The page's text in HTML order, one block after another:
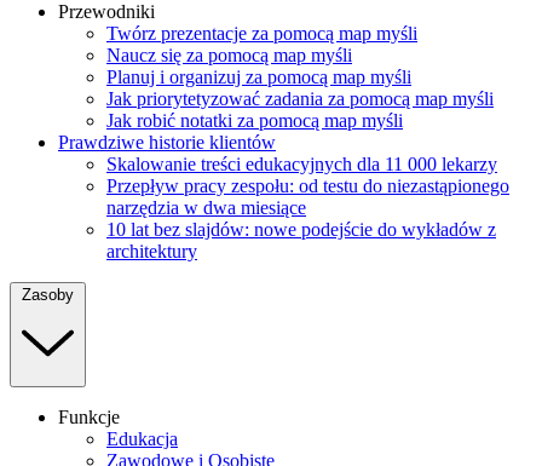
Przewodniki
Twórz prezentacje za pomocą map myśli
Naucz się za pomocą map myśli
Planuj i organizuj za pomocą map myśli
Jak priorytetyzować zadania za pomocą map myśli
Jak robić notatki za pomocą map myśli
Prawdziwe historie klientów
Skalowanie treści edukacyjnych dla 11 000 lekarzy
Przepływ pracy zespołu: od testu do niezastąpionego
narzędzia w dwa miesiące
10 lat bez slajdów: nowe podejście do wykładów z
architektury
Zasoby
Funkcje
Edukacja
Zawodowe i Osobiste